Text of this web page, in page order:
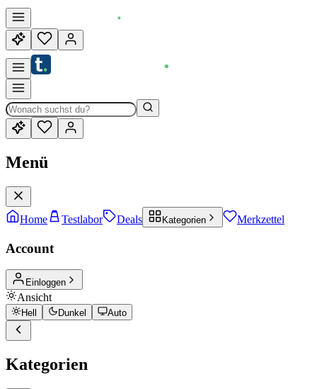
Menü
Home Testlabor Deals Kategorien Merkzettel
Account
Einloggen
Ansicht
Hell Dunkel Auto
Kategorien